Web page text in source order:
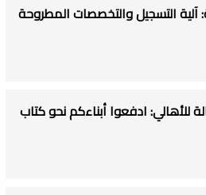
التسجيل والتخصصات المطروحة
للأهالي: ادفعوا أبناءكم نحو كتاب